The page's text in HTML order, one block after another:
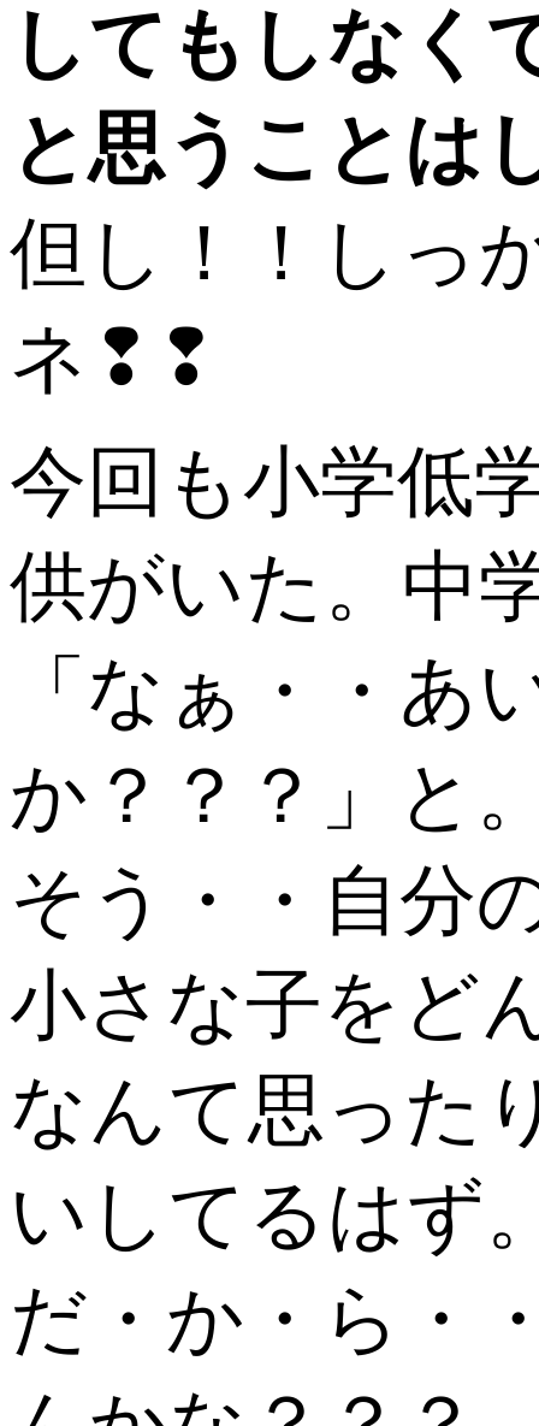
してもしなく
と思うことは
但し！！しっ
ネ❢❢
今回も小学低
供がいた。中
「なぁ・・
か？？？」と
そう・・自分
小さな子をど
なんて思った
いしてるはず
だ・か・ら・